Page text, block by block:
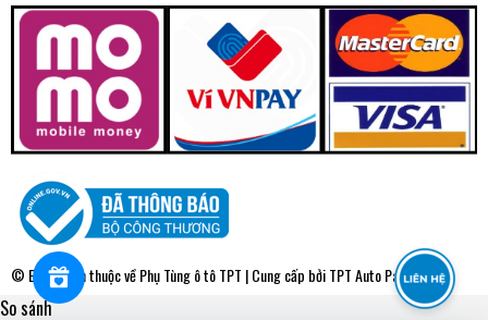
© Bản quyền thuộc vềPhụ Tùng ô tô TPT | Cung cấp bởiTPT Auto Parts
So sánh
CVKH81 | Cao Su 55215-3K000 [GV0069] CTR
0₫
undefined